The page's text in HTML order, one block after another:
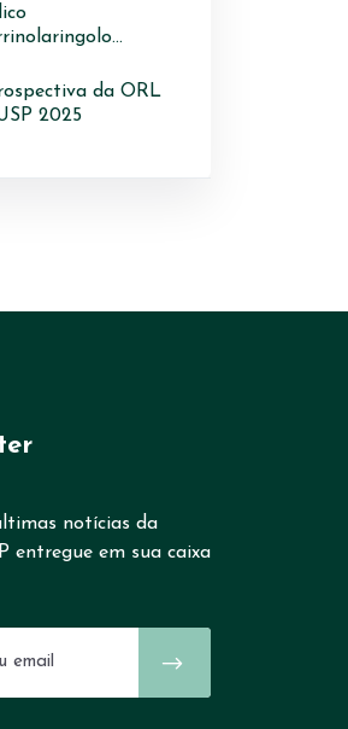
da ORL
2025
notícias da
entregue em sua caixa